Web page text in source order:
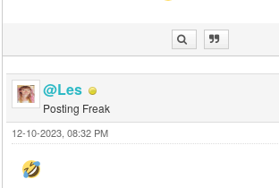
@Les
Posting Freak
12-10-2023, 08:32 PM